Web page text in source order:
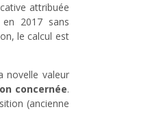
attribuée
2017 sans
le calcul est
novelle valeur
concernée.
(ancienne